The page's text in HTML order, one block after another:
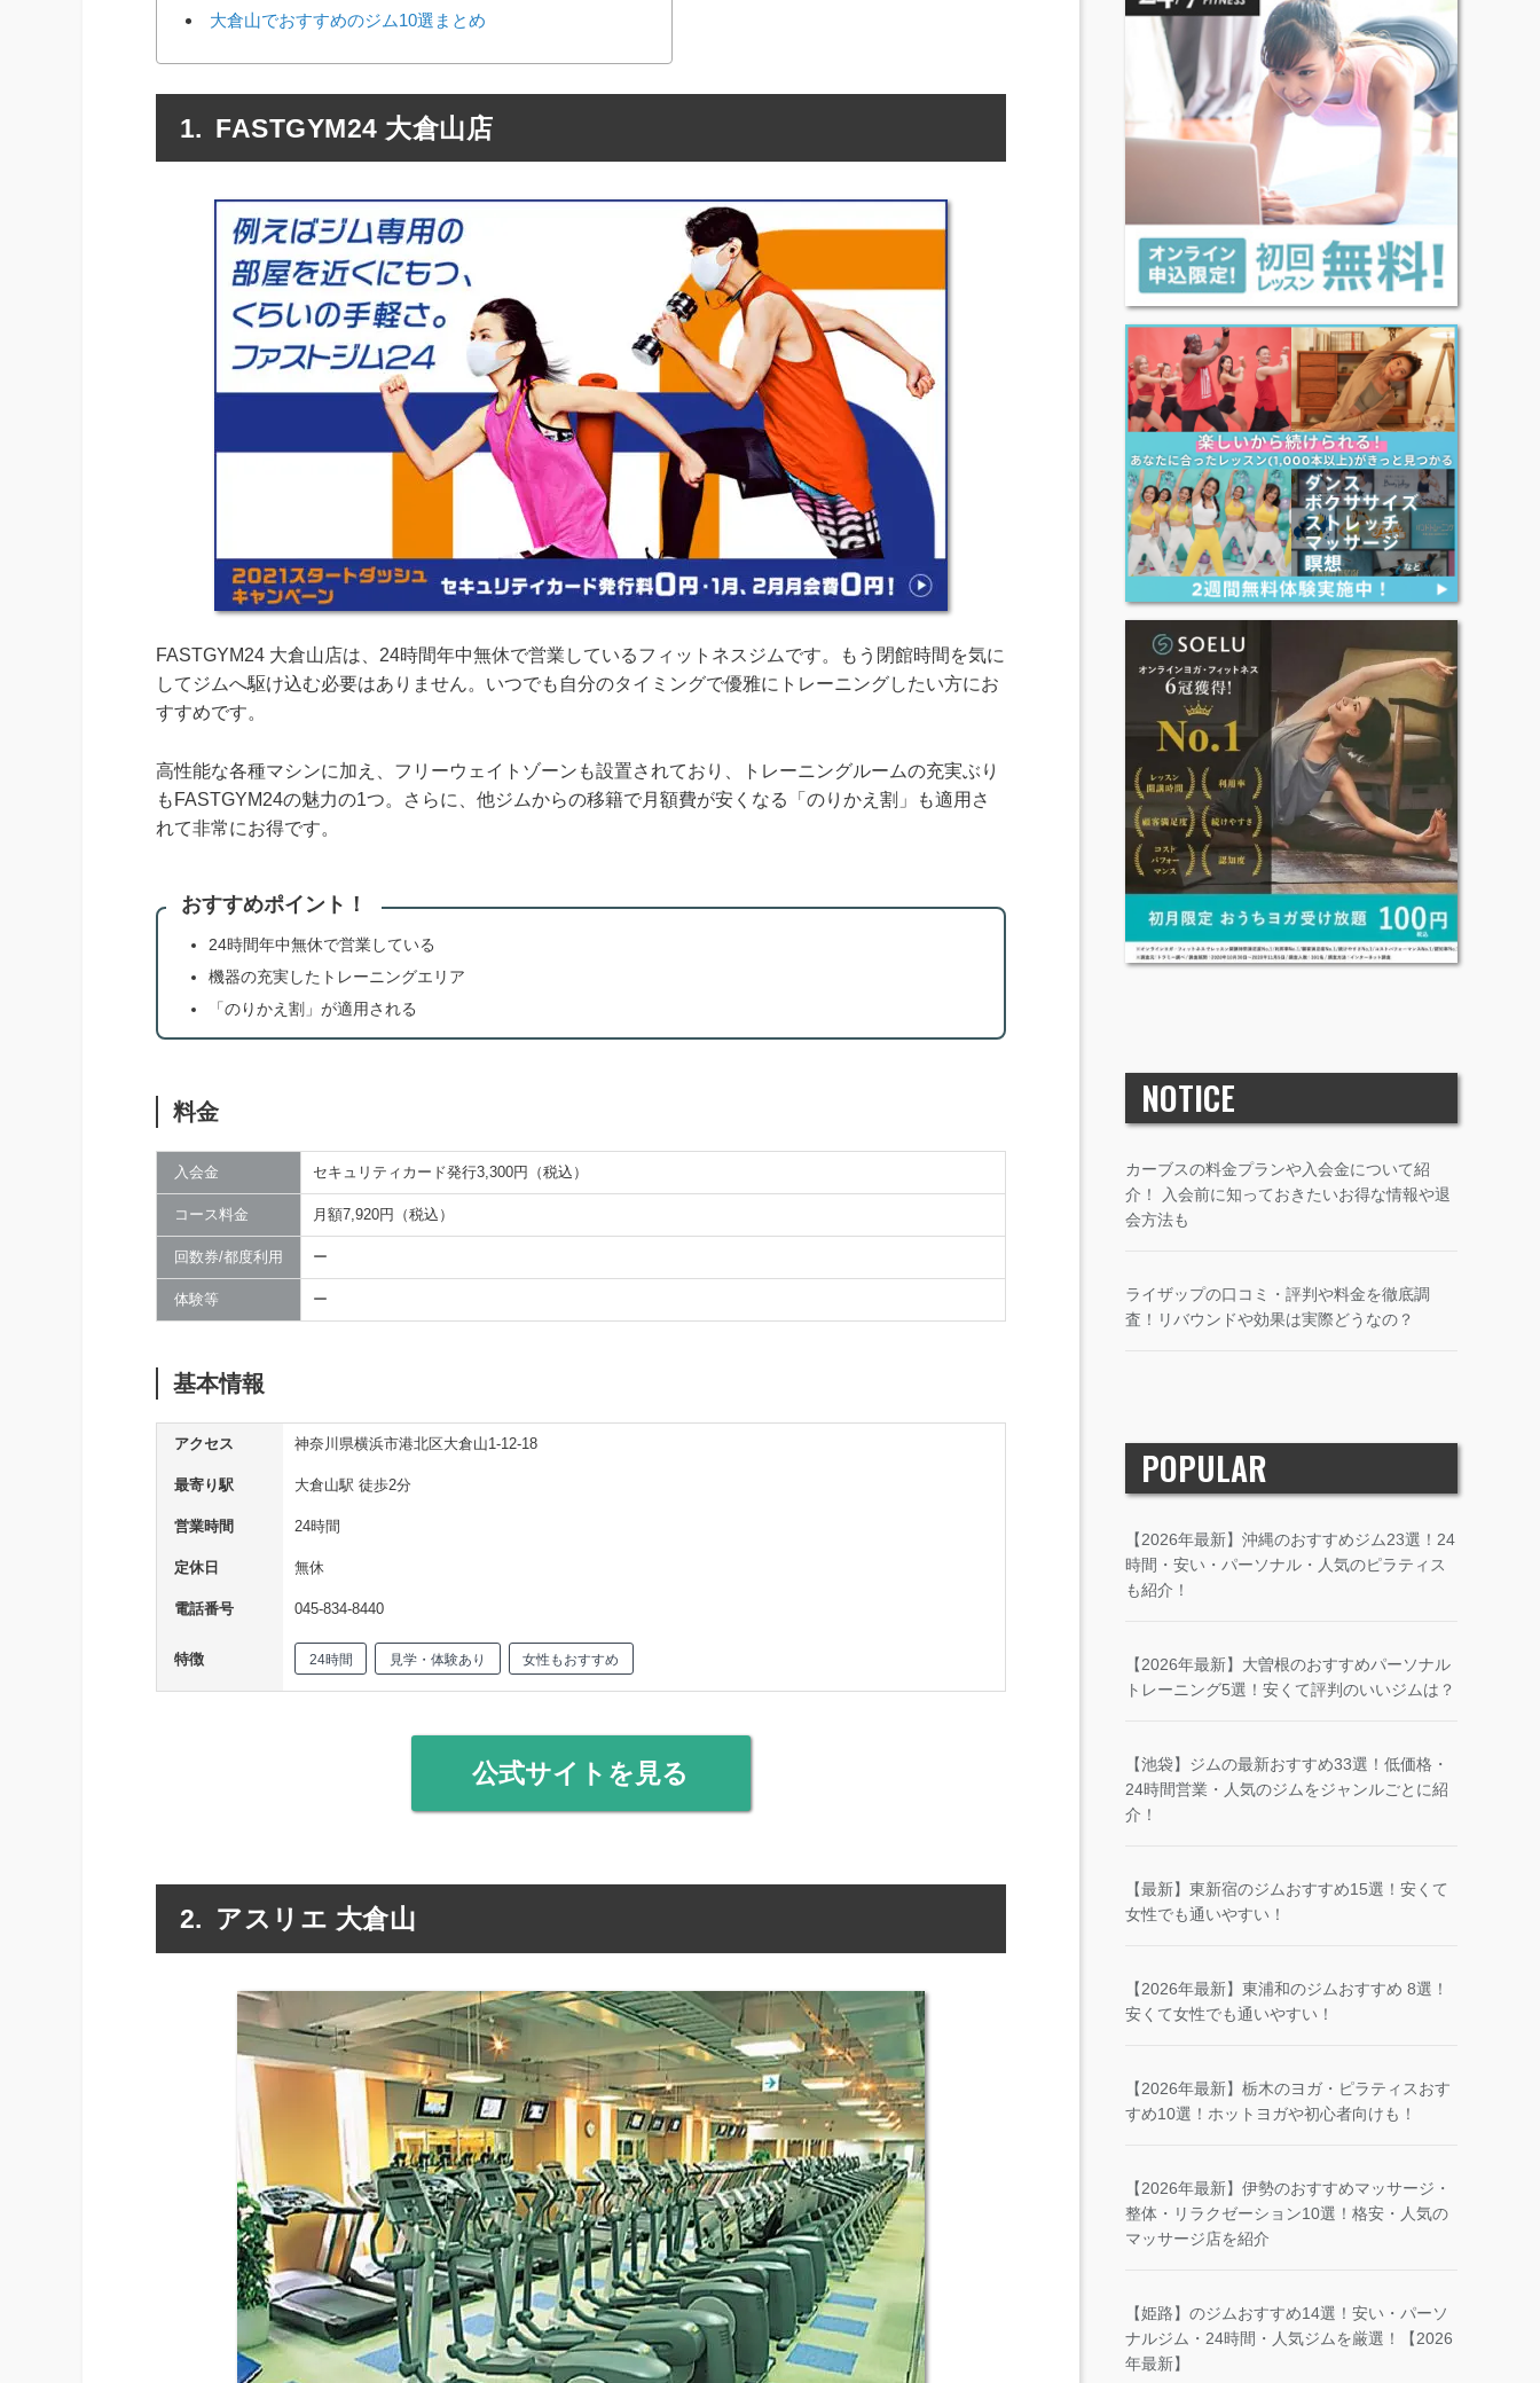
大倉山でおすすめのジム10選まとめ
FASTGYM24 大倉山店
FASTGYM24 大倉山店は、24時間年中無休で営業しているフィットネスジムです。もう閉館時間を気に
してジムへ駆け込む必要はありません。いつでも自分のタイミングで優雅にトレーニングしたい方にお
すすめです。
高性能な各種マシンに加え、フリーウェイトゾーンも設置されており、トレーニングルームの充実ぶり
もFASTGYM24の魅力の1つ。さらに、他ジムからの移籍で月額費が安くなる「のりかえ割」も適用さ
れて非常にお得です。
おすすめポイント！
24時間年中無休で営業している
機器の充実したトレーニングエリア
「のりかえ割」が適用される
料金
入会金 セキュリティカード発行3,300円（税込）
コース料金 月額7,920円（税込）
回数券/都度利用 ー
体験等 ー
基本情報
アクセス 神奈川県横浜市港北区大倉山1-12-18
最寄り駅 大倉山駅 徒歩2分
営業時間 24時間
定休日 無休
電話番号 045-834-8440
特徴 24時間 見学・体験あり 女性もおすすめ
公式サイトを見る
アスリエ 大倉山
NOTICE
カーブスの料金プランや入会金について紹
介！ 入会前に知っておきたいお得な情報や退
会方法も
ライザップの口コミ・評判や料金を徹底調
査！リバウンドや効果は実際どうなの？
POPULAR
【2026年最新】沖縄のおすすめジム23選！24
時間・安い・パーソナル・人気のピラティス
も紹介！
【2026年最新】大曽根のおすすめパーソナル
トレーニング5選！安くて評判のいいジムは？
【池袋】ジムの最新おすすめ33選！低価格・
24時間営業・人気のジムをジャンルごとに紹
介！
【最新】東新宿のジムおすすめ15選！安くて
女性でも通いやすい！
【2026年最新】東浦和のジムおすすめ 8選！
安くて女性でも通いやすい！
【2026年最新】栃木のヨガ・ピラティスおす
すめ10選！ホットヨガや初心者向けも！
【2026年最新】伊勢のおすすめマッサージ・
整体・リラクゼーション10選！格安・人気の
マッサージ店を紹介
【姫路】のジムおすすめ14選！安い・パーソ
ナルジム・24時間・人気ジムを厳選！【2026
年最新】